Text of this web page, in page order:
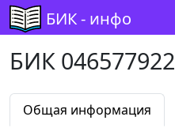
БИК - инфо
БИК 046577922
Общая информация